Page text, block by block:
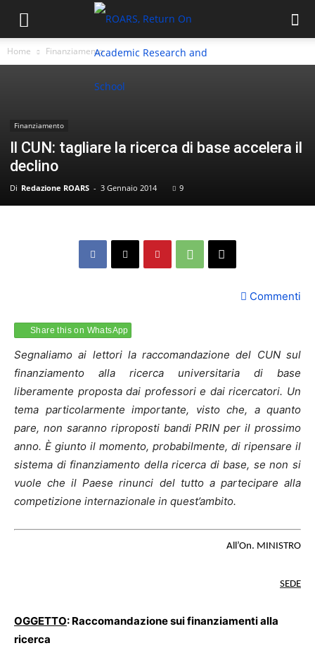
Home Finanziamento
Finanziamento
Il CUN: tagliare la ricerca di base accelera il
declino
Di Redazione ROARS - 3 Gennaio 2014 9
Commenti
Share this on WhatsApp
Segnaliamo ai lettori la raccomandazione del CUN sul
finanziamento alla ricerca universitaria di base
liberamente proposta dai professori e dai ricercatori. Un
tema particolarmente importante, visto che, a quanto
pare, non saranno riproposti bandi PRIN per il prossimo
anno. È giunto il momento, probabilmente, di ripensare il
sistema di finanziamento della ricerca di base, se non si
vuole che il Paese rinunci del tutto a partecipare alla
competizione internazionale in quest’ambito.
All’On. MINISTRO
SEDE
OGGETTO: Raccomandazione sui finanziamenti alla
ricerca